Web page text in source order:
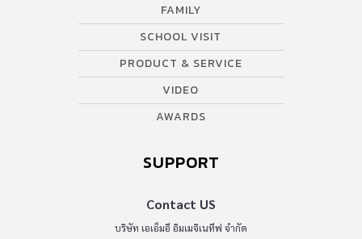
FAMILY
SCHOOL VISIT
PRODUCT & SERVICE
VIDEO
AWARDS
SUPPORT
Contact US
บริษัท เอเอ็มอี อิมเมจิเนทีฟ จำกัด